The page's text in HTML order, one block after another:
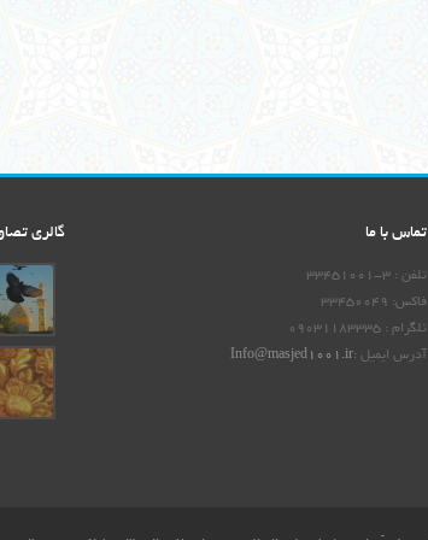
تماس با ما
تلفن : 3-33451001
فاکس: 33450049
تلگرام : 09031183335
آدرس ایمیل :Info@masjed1001.ir
گالری